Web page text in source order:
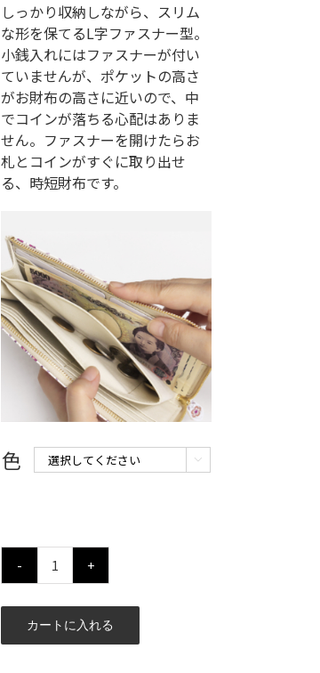
しっかり収納しながら、スリム
な形を保てるL字ファスナー型。
小銭入れにはファスナーが付い
ていませんが、ポケットの高さ
がお財布の高さに近いので、中
でコインが落ちる心配はありま
せん。ファスナーを開けたらお
札とコインがすぐに取り出せ
る、時短財布です。
色 
数
カートに入れる